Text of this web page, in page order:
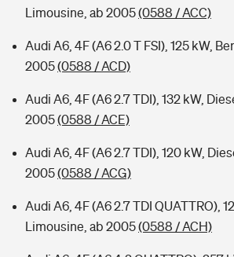
Limousine, ab 2005(0588 / ACC)
Audi A6, 4F (A6 2.0 T FSI), 125 kW,
2005(0588 / ACD)
Audi A6, 4F (A6 2.7 TDI), 132 kW,
2005(0588 / ACE)
Audi A6, 4F (A6 2.7 TDI), 120 kW,
2005(0588 / ACG)
Audi A6, 4F (A6 2.7 TDI QUATTRO),
Limousine, ab 2005(0588 / ACH)